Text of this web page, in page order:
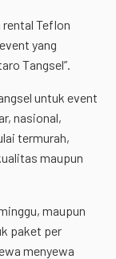
rental Teflon
yang
Tangsel”.
untuk event
nasional,
termurah,
maupun
maupun
paket per
menyewa